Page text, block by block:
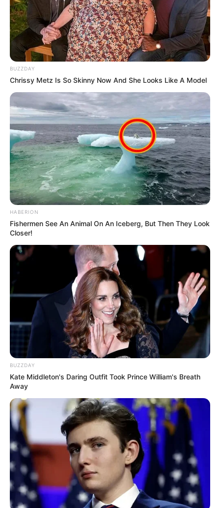
BUZZDAY
Chrissy Metz Is So Skinny Now And She Looks Like A Model
HABERION
Fishermen See An Animal On An Iceberg, But Then They Look
Closer!
BUZZDAY
Kate Middleton's Daring Outfit Took Prince William's Breath
Away